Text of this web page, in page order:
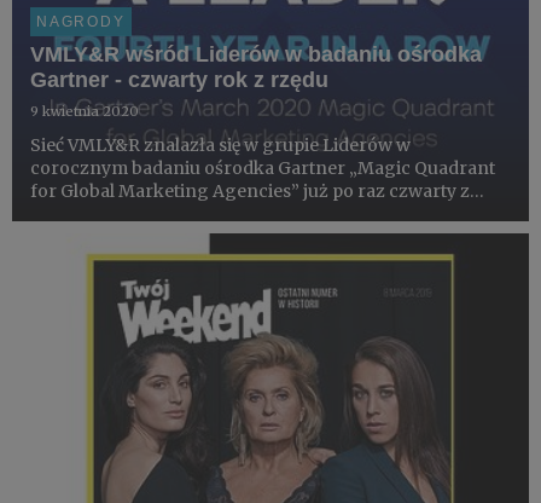
NAGRODY
VMLY&R wśród Liderów w badaniu ośrodka
Gartner - czwarty rok z rzędu
9 kwietnia 2020
Sieć VMLY&R znalazła się w grupie Liderów w
corocznym badaniu ośrodka Gartner „Magic Quadrant
for Global Marketing Agencies” już po raz czwarty z